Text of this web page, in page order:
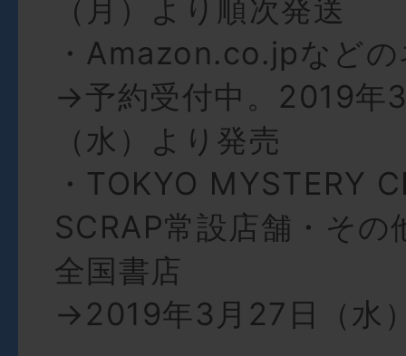
（月）より順次発送
・Amazon.co.jpなど
→予約受付中。2019年
（水）より発売
・TOKYO MYSTERY
SCRAP常設店舗・その
全国書店
→2019年3月27日（水